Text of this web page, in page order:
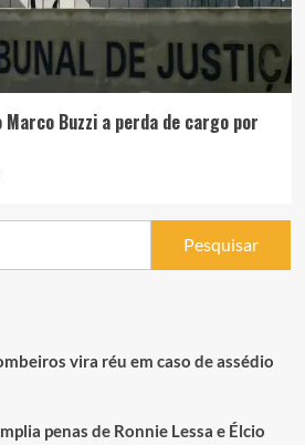
Buzzi a perda de cargo por
vira réu em caso de assédio
penas de Ronnie Lessa e Élcio